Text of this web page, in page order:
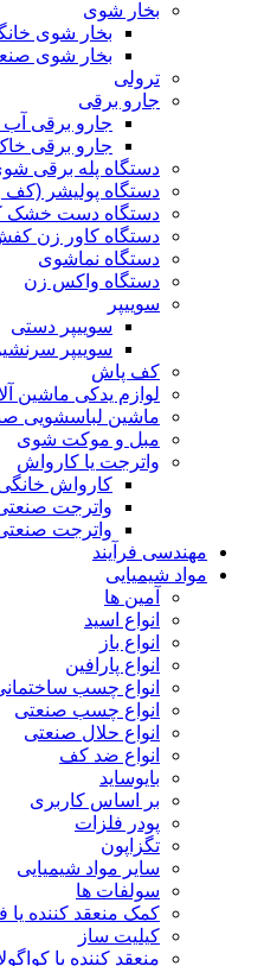
بخار شوی
بخار شوی
بخار شوی
ترولی
جارو برقی
جارو برقی
جارو برقی
دستگاه پله برقی
دستگاه پولیشر
دستگاه دست خشک
دستگاه کاور زن
دستگاه نماشوی
دستگاه واکس زن
سوییپر
سوییپر دستی
سوییپر
کف پاش
لوازم یدکی ماشین
ماشین لباسشویی
مبل و موکت شوی
واترجت یا کارواش
کارواش
واترجت
واترجت
مهندسی فرآیند
مواد شیمیایی
آمین ها
انواع اسید
انواع باز
انواع پارافین
انواع چسب
انواع چسب صنعتی
انواع حلال صنعتی
انواع ضد کف
بایوساید
بر اساس کاربری
پودر فلزات
تگزاپون
سایر مواد شیمیایی
سولفات ها
کمک منعقد کننده یا
کیلیت ساز
منعقد کننده یا